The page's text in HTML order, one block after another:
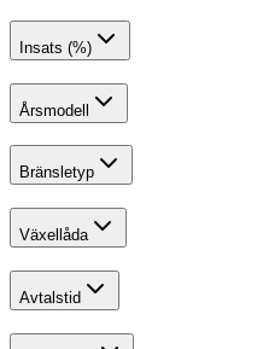
Insats (%)
Årsmodell
Bränsletyp
Växellåda
Avtalstid